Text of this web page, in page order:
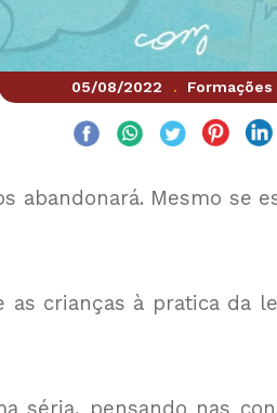
05/08/2022 . Formações
Mesmo se
as crianças à pratica da